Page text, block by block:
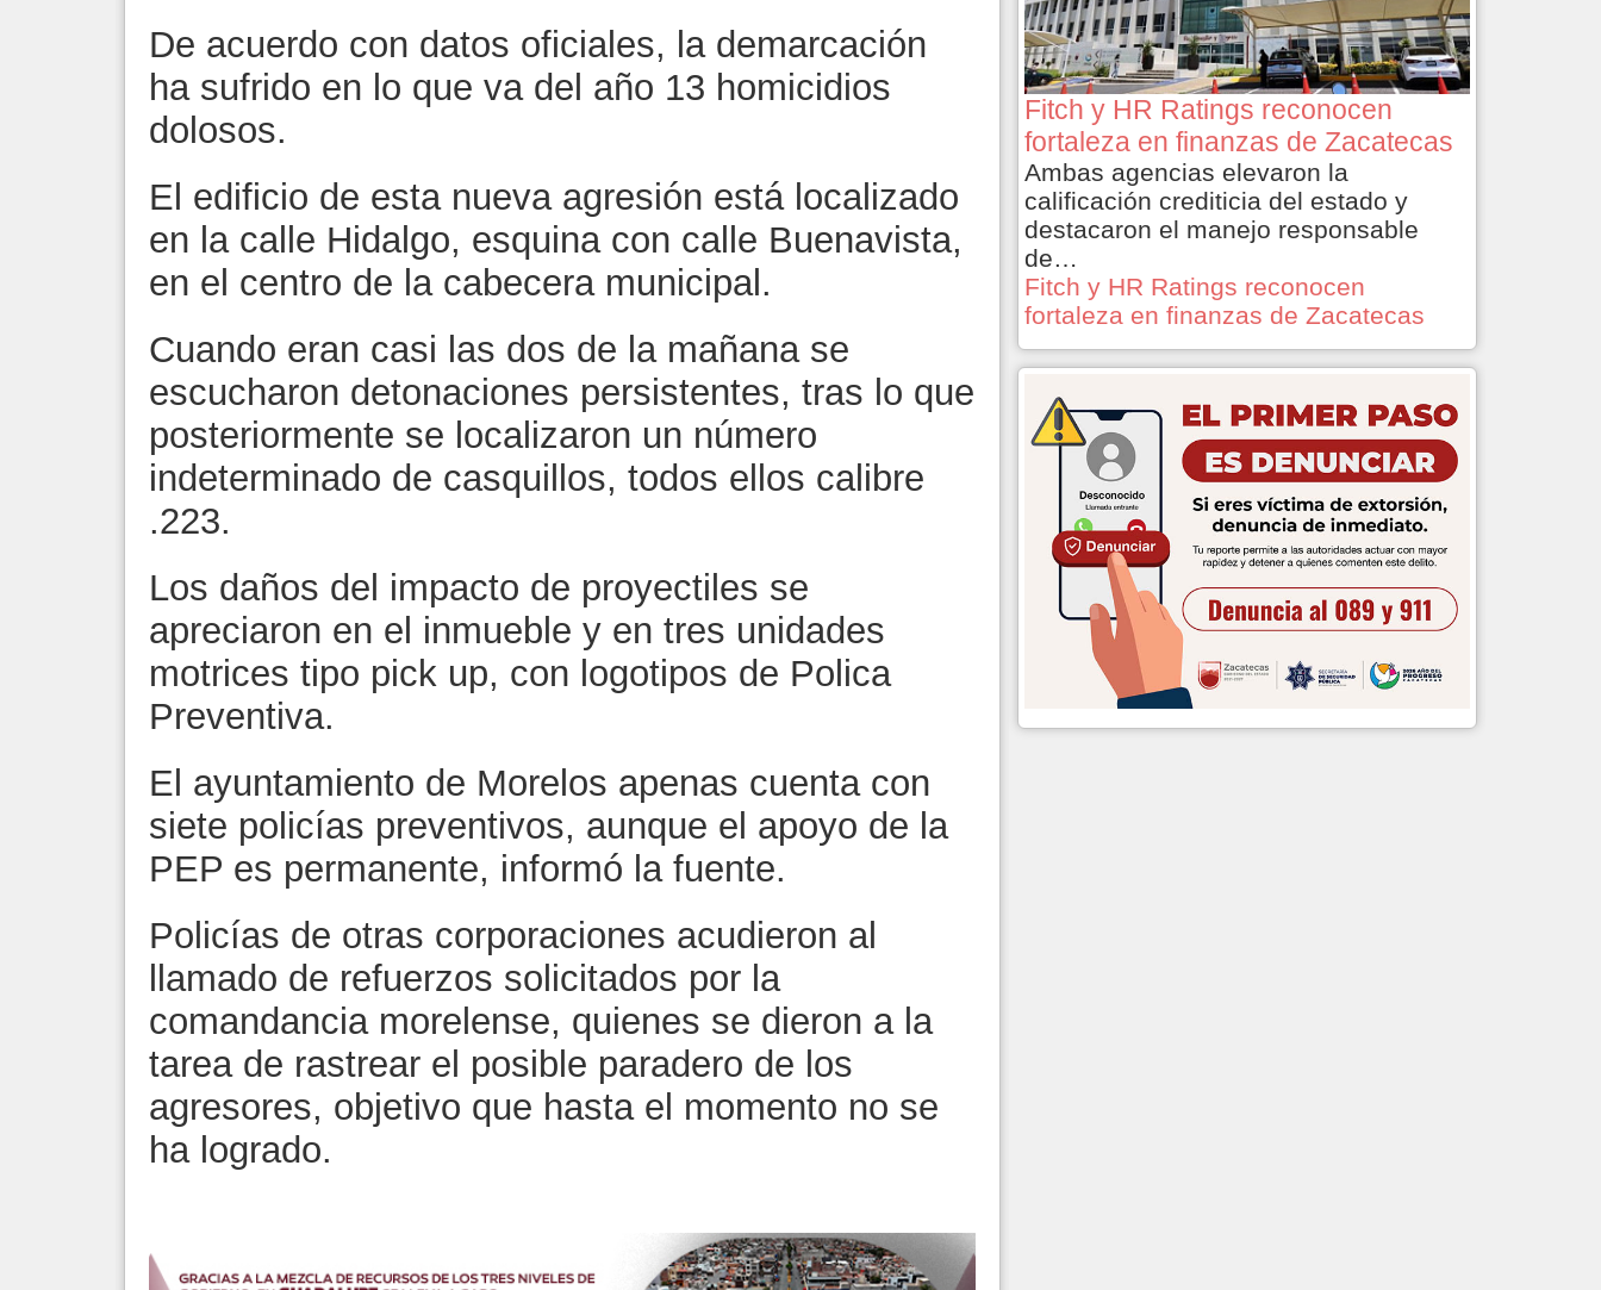
De acuerdo con datos oficiales, la demarcación
ha sufrido en lo que va del año 13 homicidios
dolosos.
El edificio de esta nueva agresión está localizado
en la calle Hidalgo, esquina con calle Buenavista,
en el centro de la cabecera municipal.
Cuando eran casi las dos de la mañana se
escucharon detonaciones persistentes, tras lo que
posteriormente se localizaron un número
indeterminado de casquillos, todos ellos calibre
.223.
Los daños del impacto de proyectiles se
apreciaron en el inmueble y en tres unidades
motrices tipo pick up, con logotipos de Polica
Preventiva.
El ayuntamiento de Morelos apenas cuenta con
siete policías preventivos, aunque el apoyo de la
PEP es permanente, informó la fuente.
Policías de otras corporaciones acudieron al
llamado de refuerzos solicitados por la
comandancia morelense, quienes se dieron a la
tarea de rastrear el posible paradero de los
agresores, objetivo que hasta el momento no se
ha logrado.
Fitch y HR Ratings reconocen
fortaleza en finanzas de Zacatecas
Ambas agencias elevaron la
calificación crediticia del estado y
destacaron el manejo responsable
de…
Fitch y HR Ratings reconocen
fortaleza en finanzas de Zacatecas